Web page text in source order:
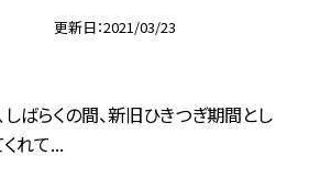
更新日 2021/03/23
ばらくの間、新旧ひきつぎ期間とし
れて...